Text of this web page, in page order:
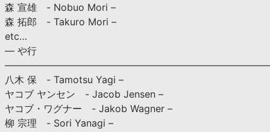
森 宣雄 - Nobuo Mori –
森 拓郎 - Takuro Mori –
etc…
— や行
八木 保 - Tamotsu Yagi –
ヤコブ ヤンセン - Jacob Jensen –
ヤコブ・ワグナー - Jakob Wagner –
柳 宗理 - Sori Yanagi –